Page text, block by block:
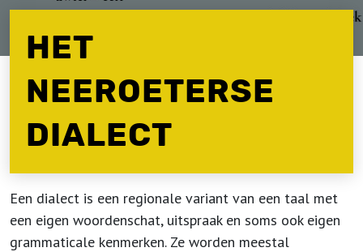
HET
NEEROETERSE
DIALECT
Een dialect is een regionale variant van een taal met
een eigen woordenschat, uitspraak en soms ook eigen
grammaticale kenmerken. Ze worden meestal